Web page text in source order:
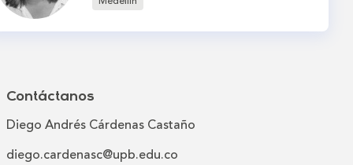
Contáctanos
Diego Andrés Cárdenas Castaño
diego.cardenasc@upb.edu.co